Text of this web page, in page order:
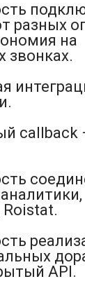
Если
занят, то
оставить
телефоне,
будет
электронной
виде
аудиофайла.
измерения
связанных с
Можно
разных
на
звонках.
callback
API.